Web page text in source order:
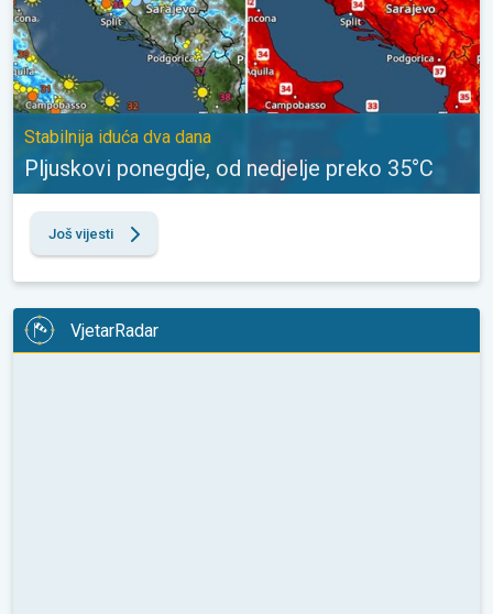
Stabilnija iduća dva dana
Pljuskovi ponegdje, od nedjelje preko 35°C
Još vijesti
VjetarRadar